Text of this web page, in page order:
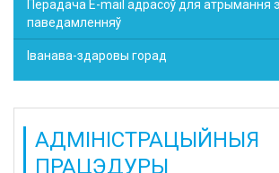
Перадача E-mail адрасоў для атрымання
паведамленняў
Іванава-здаровы горад
АДМІНІСТРАЦЫЙНЫЯ
ПРАЦЭДУРЫ